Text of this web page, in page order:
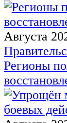
Августа
Регионы